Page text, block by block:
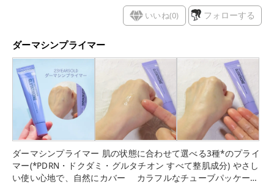
いいね(0) フォローする
ダーマシンプライマー
ダーマシンプライマー 肌の状態に合わせて選べる3種*のプライ
マー(*PDRN・ドクダミ・グルタチオン すべて整肌成分) やさし
い使い心地で、自然にカバー カラフルなチューブパッケージ